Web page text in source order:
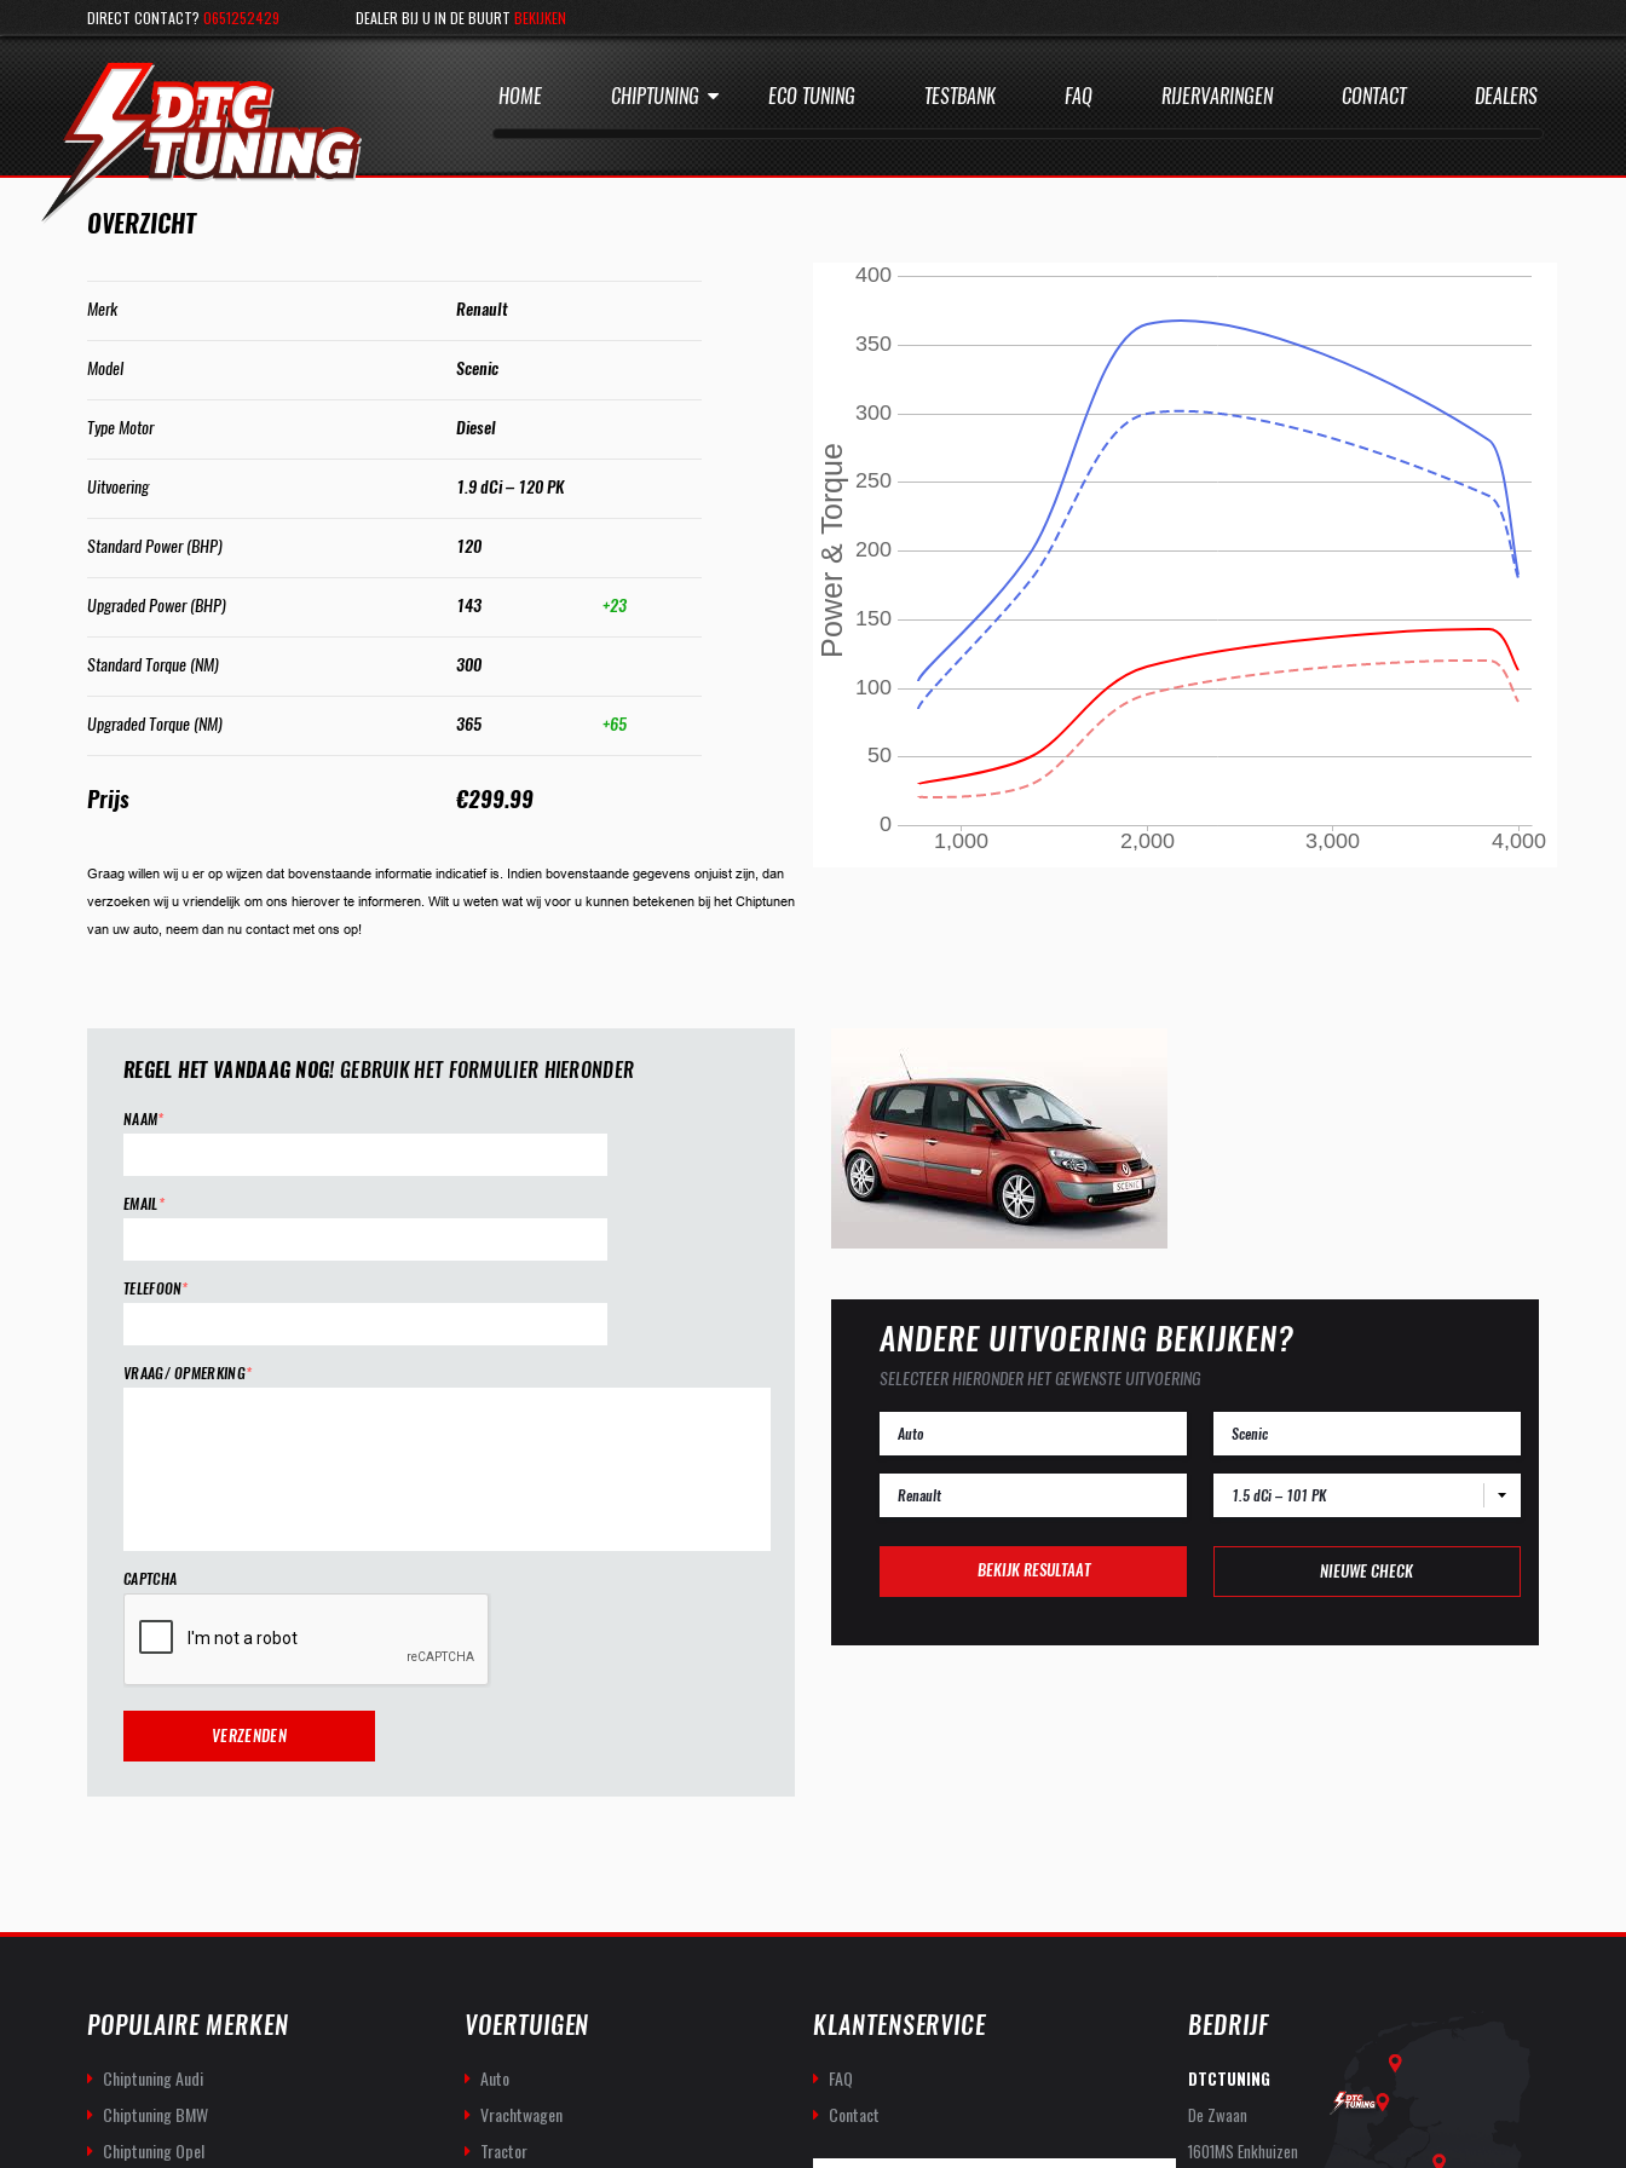
DIRECT CONTACT? 0651252429 DEALER BIJ U IN DE BUURT BEKIJKEN
HOME CHIPTUNING ECO TUNING TESTBANK FAQ RIJERVARINGEN CONTACT DEALERS
OVERZICHT
Merk Renault
Model Scenic
Type Motor Diesel
Uitvoering 1.9 dCi – 120 PK
Standard Power (BHP) 120
Upgraded Power (BHP) 143 +23
Standard Torque (NM) 300
Upgraded Torque (NM) 365 +65
Prijs €299.99
Graag willen wij u er op wijzen dat bovenstaande informatie indicatief is. Indien bovenstaande gegevens onjuist zijn, dan
verzoeken wij u vriendelijk om ons hierover te informeren. Wilt u weten wat wij voor u kunnen betekenen bij het Chiptunen
van uw auto, neem dan nu contact met ons op!
REGEL HET VANDAAG NOG!GEBRUIK HET FORMULIER HIERONDER
NAAM*
EMAIL*
TELEFOON*
VRAAG/ OPMERKING*
CAPTCHA
ANDERE UITVOERING BEKIJKEN?
SELECTEER HIERONDER HET GEWENSTE UITVOERING
1.5 dCi – 101 PK
BEKIJK RESULTAAT NIEUWE CHECK
POPULAIRE MERKEN
Chiptuning Audi
Chiptuning BMW
Chiptuning Opel
VOERTUIGEN
Auto
Vrachtwagen
Tractor
KLANTENSERVICE
FAQ
Contact
BEDRIJF
DTCTUNING
De Zwaan
1601MS Enkhuizen